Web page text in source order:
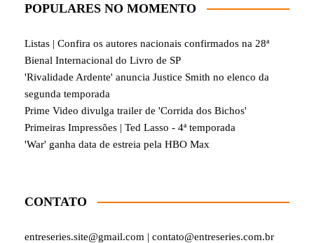
POPULARES NO MOMENTO
Listas | Confira os autores nacionais confirmados na 28ª
Bienal Internacional do Livro de SP
'Rivalidade Ardente' anuncia Justice Smith no elenco da
segunda temporada
Prime Video divulga trailer de 'Corrida dos Bichos'
Primeiras Impressões | Ted Lasso - 4ª temporada
'War' ganha data de estreia pela HBO Max
CONTATO
entreseries.site@gmail.com | contato@entreseries.com.br